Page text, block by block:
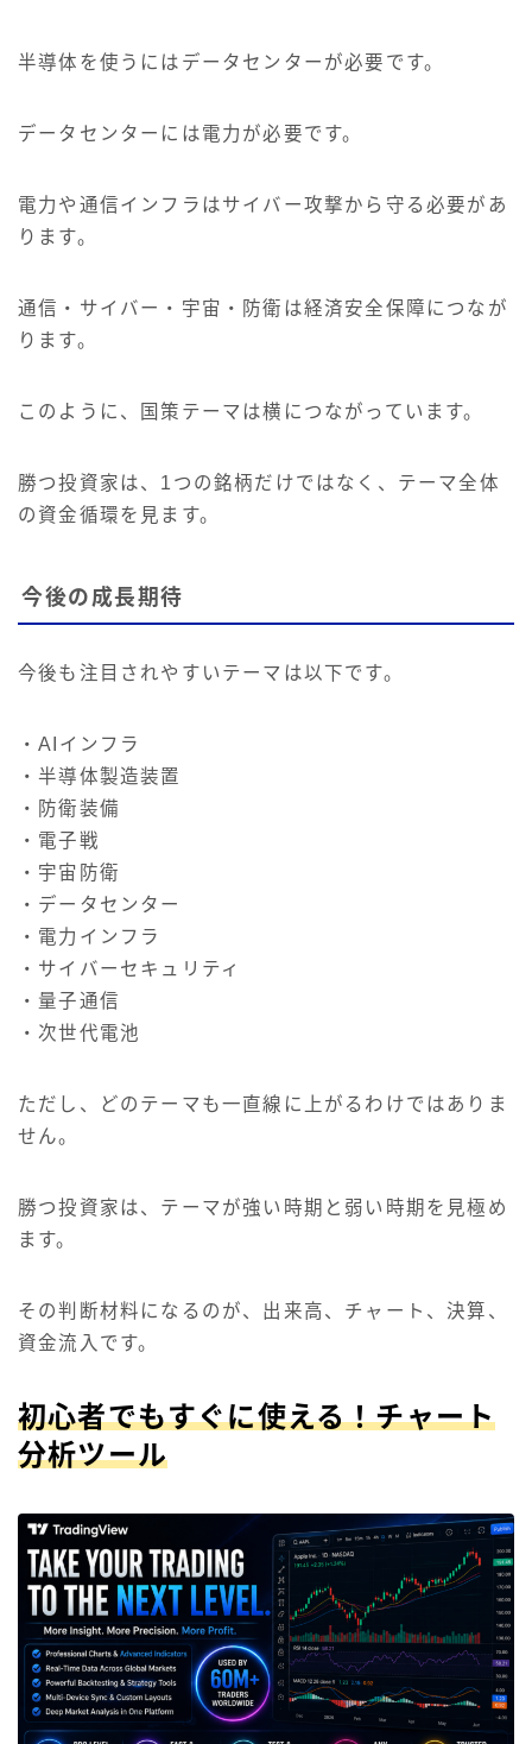
半導体を使うにはデータセンターが必要です。
データセンターには電力が必要です。
電力や通信インフラはサイバー攻撃から守る必要があ
ります。
通信・サイバー・宇宙・防衛は経済安全保障につなが
ります。
このように、国策テーマは横につながっています。
勝つ投資家は、1つの銘柄だけではなく、テーマ全体
の資金循環を見ます。
今後の成長期待
今後も注目されやすいテーマは以下です。
・AIインフラ
・半導体製造装置
・防衛装備
・電子戦
・宇宙防衛
・データセンター
・電力インフラ
・サイバーセキュリティ
・量子通信
・次世代電池
ただし、どのテーマも一直線に上がるわけではありま
せん。
勝つ投資家は、テーマが強い時期と弱い時期を見極め
ます。
その判断材料になるのが、出来高、チャート、決算、
資金流入です。
初心者でもすぐに使える！チャート
分析ツール